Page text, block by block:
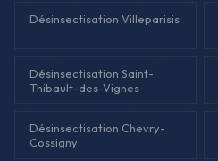
Désinsectisation Villeparisis
Désinsectisation Saint-
Thibault-des-Vignes
Désinsectisation Chevry-
Cossigny